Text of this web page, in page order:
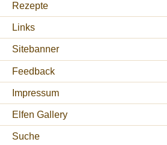
Rezepte
Links
Sitebanner
Feedback
Impressum
Elfen Gallery
Suche